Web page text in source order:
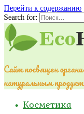
Перейти к содержанию
Search for:
Сайт посвящен
натуральным
Косметика